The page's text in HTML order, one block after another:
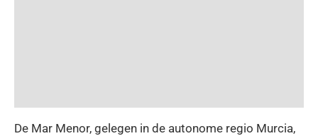
De Mar Menor, gelegen in de autonome regio Murcia,